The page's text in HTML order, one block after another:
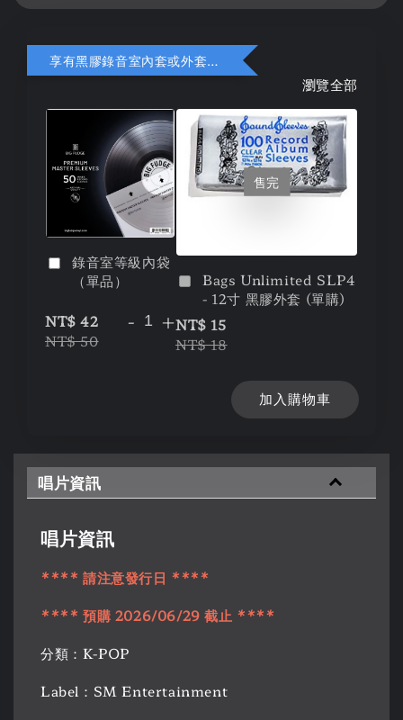
享有黑膠錄音室內套或外套折扣
瀏覽全部
錄音室等級內袋
（單品）
NT$ 42
NT$ 50
- +
售完
Bags Unlimited SLP4
- 12寸 黑膠外套 (單購)
NT$ 15
NT$ 18
加入購物車
唱片資訊
唱片資訊
**** 請注意發行日 ****
**** 預購 2026/06/29 截止 ****
分類：K-POP
Label：SM Entertainment